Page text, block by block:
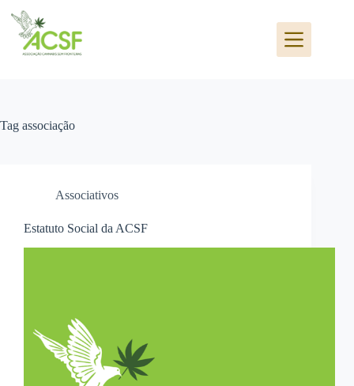
para
conteúdo
Tag associação
Associativos
Estatuto Social da ACSF